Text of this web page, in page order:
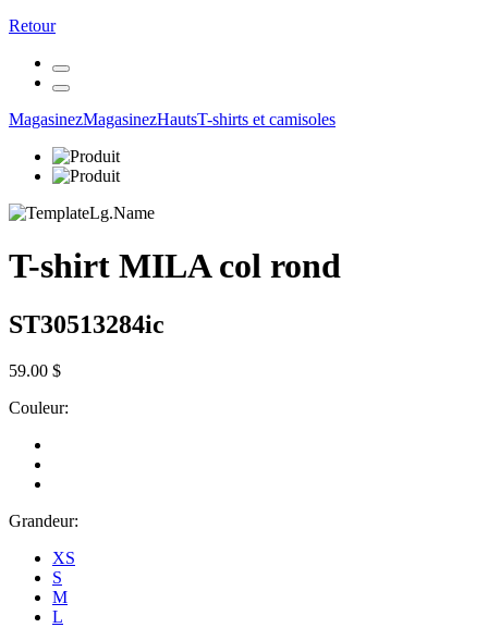
Retour
MagasinezMagasinezHautsT-shirts et camisoles
T-shirt MILA col rond
ST30513284ic
59.00 $
Couleur:
Grandeur:
XS
S
M
L